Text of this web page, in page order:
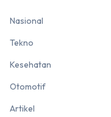
Nasional
Tekno
Kesehatan
Otomotif
Artikel